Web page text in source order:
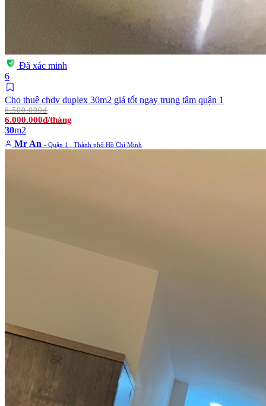
Đã xác minh
6
Cho thuê chdv duplex 30m2 giá tốt ngay trung tâm quận 1
6.500.000đ
6.000.000đ/tháng
30m2
Mr An - Quận 1 . Thành phố Hồ Chí Minh